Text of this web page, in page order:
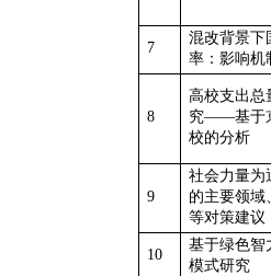
7
混改背景下
率：影响机
8
高校支出总
究——基于
校的分析
9
社会力量为
的主要领域
等对策建议
10
基于绿色智
模式研究